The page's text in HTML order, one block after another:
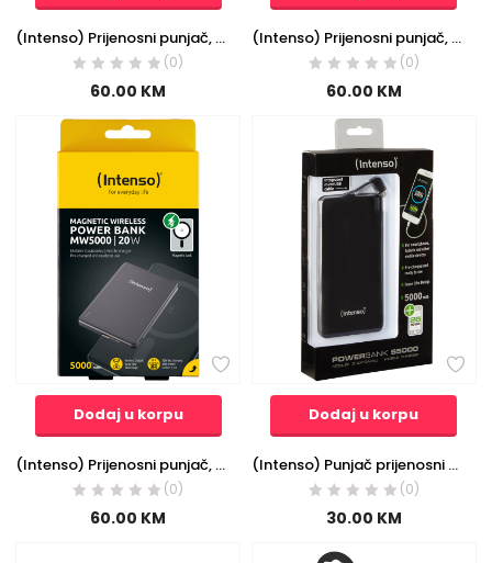
(Intenso) Prijenosni punjač, MagSafe, 5000mAh, bežični, Champagne – POWERBANK MW5000 Champagne
(0)
60.00 KM
(Intenso) Prijenosni punjač, MagSafe, 5000mAh, bežični, Rose – POWERBANK MW5000 Rose
(0)
60.00 KM
Dodaj u korpu
(Intenso) Prijenosni punjač, MagSafe, 5000mAh, bežični, sivi – POWERBANK MW5000 Gray
(0)
60.00 KM
Dodaj u korpu
(Intenso) Punjač prijenosni za mobitele i tablete 5000mAh, slim – POWERBANK slim 5000
(0)
30.00 KM